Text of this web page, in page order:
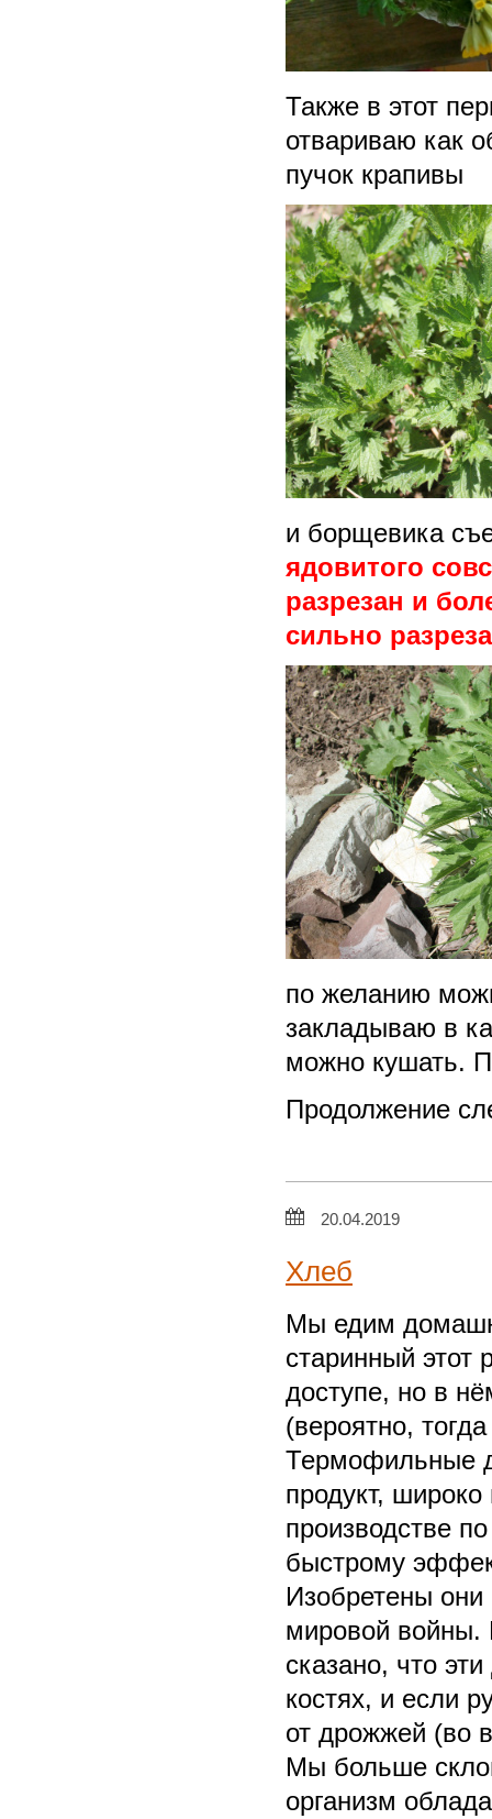
Также в этот
отвариваю как
пучок крапивы
и борщевика
ядовитого
разрезан и
сильно
по желанию
закладываю в
можно кушать.
Продолжение
20.04.2019
Хлеб
Мы едим
старинный этот
доступе, но в
(вероятно,
Термофильные
продукт,
производстве
быстрому
Изобретены
мировой войны.
сказано, что
костях, и если
от дрожжей (во
Мы больше
организм